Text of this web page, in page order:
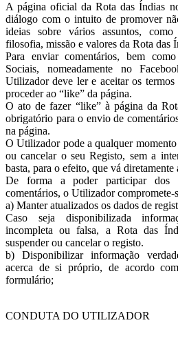
A página oficial da Rota das Índias
diálogo com o intuito de promover
ideias sobre vários assuntos,
filosofia, missão e valores da Rota das
Para enviar comentários, bem
Sociais, nomeadamente no
Utilizador deve ler e aceitar os termos
proceder ao “like” da página.
O ato de fazer “like” à página da
obrigatório para o envio de
na página.
O Utilizador pode a qualquer
ou cancelar o seu Registo, sem a
basta, para o efeito, que vá diretamente
De forma a poder participar dos
comentários, o Utilizador compromete-
a) Manter atualizados os dados de
Caso seja disponibilizada
incompleta ou falsa, a Rota das
suspender ou cancelar o registo.
b) Disponibilizar informação
acerca de si próprio, de acordo
formulário;
CONDUTA DO UTILIZADOR